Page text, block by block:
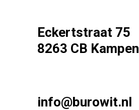
Eckertstraat 75
8263 CB Kampen
info@burowit.nl